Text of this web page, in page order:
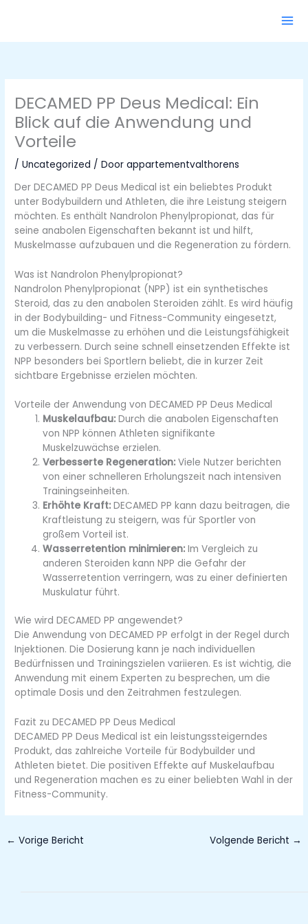
DECAMED PP Deus Medical: Ein
Blick auf die Anwendung und
Vorteile
/Uncategorized / Doorappartementvalthorens
Der DECAMED PP Deus Medical ist ein beliebtes Produkt
unter Bodybuildern und Athleten, die ihre Leistung steigern
möchten. Es enthält Nandrolon Phenylpropionat, das für
seine anabolen Eigenschaften bekannt ist und hilft,
Muskelmasse aufzubauen und die Regeneration zu fördern.
Was ist Nandrolon Phenylpropionat?
Nandrolon Phenylpropionat (NPP) ist ein synthetisches
Steroid, das zu den anabolen Steroiden zählt. Es wird häufig
in der Bodybuilding- und Fitness-Community eingesetzt,
um die Muskelmasse zu erhöhen und die Leistungsfähigkeit
zu verbessern. Durch seine schnell einsetzenden Effekte ist
NPP besonders bei Sportlern beliebt, die in kurzer Zeit
sichtbare Ergebnisse erzielen möchten.
Vorteile der Anwendung von DECAMED PP Deus Medical
Muskelaufbau: Durch die anabolen Eigenschaften
von NPP können Athleten signifikante
Muskelzuwächse erzielen.
Verbesserte Regeneration: Viele Nutzer berichten
von einer schnelleren Erholungszeit nach intensiven
Trainingseinheiten.
Erhöhte Kraft: DECAMED PP kann dazu beitragen, die
Kraftleistung zu steigern, was für Sportler von
großem Vorteil ist.
Wasserretention minimieren: Im Vergleich zu
anderen Steroiden kann NPP die Gefahr der
Wasserretention verringern, was zu einer definierten
Muskulatur führt.
Wie wird DECAMED PP angewendet?
Die Anwendung von DECAMED PP erfolgt in der Regel durch
Injektionen. Die Dosierung kann je nach individuellen
Bedürfnissen und Trainingszielen variieren. Es ist wichtig, die
Anwendung mit einem Experten zu besprechen, um die
optimale Dosis und den Zeitrahmen festzulegen.
Fazit zu DECAMED PP Deus Medical
DECAMED PP Deus Medical ist ein leistungssteigerndes
Produkt, das zahlreiche Vorteile für Bodybuilder und
Athleten bietet. Die positiven Effekte auf Muskelaufbau
und Regeneration machen es zu einer beliebten Wahl in der
Fitness-Community.
← Vorige Bericht Volgende Bericht →